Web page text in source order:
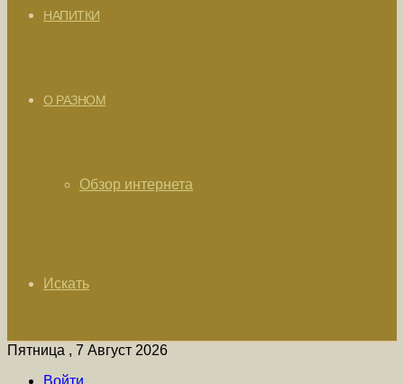
НАПИТКИ
О РАЗНОМ
Обзор интернета
Искать
Пятница , 7 Август 2026
Войти